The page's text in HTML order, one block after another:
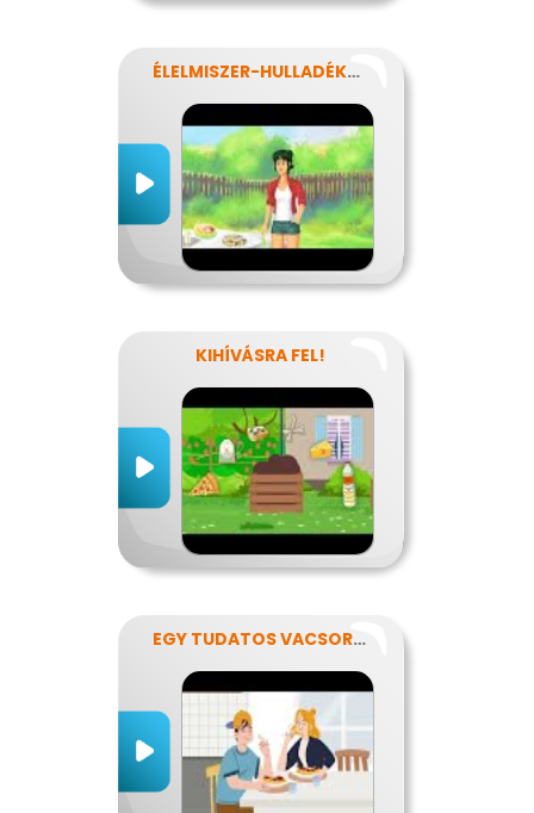
ÉLELMISZER-HULLADÉKOK
KIHÍVÁSRA FEL!
EGY TUDATOS VACSORA RECEPTJE